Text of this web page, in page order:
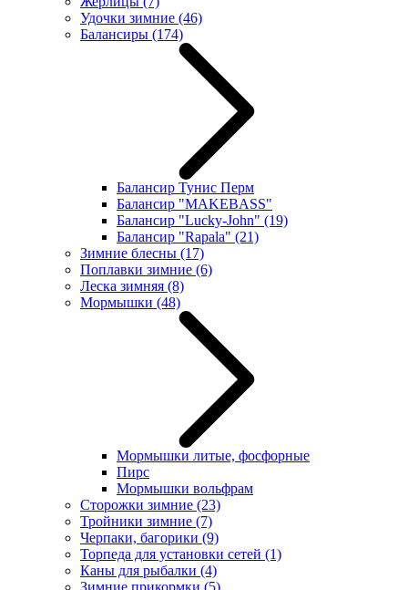
Удочки зимние (46)
Балансиры (174)
Балансир Тунис Перм
Балансир "MAKEBASS"
Балансир "Lucky-John" (19)
Балансир "Rapala" (21)
Зимние блесны (17)
Поплавки зимние (6)
Леска зимняя (8)
Мормышки (48)
Мормышки литые, фосфорные
Пирс
Мормышки вольфрам
Сторожки зимние (23)
Тройники зимние (7)
Черпаки, багорики (9)
Торпеда для установки сетей (1)
Каны для рыбалки (4)
Зимние прикормки (5)